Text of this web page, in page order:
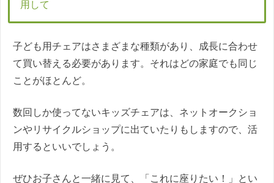
用して
子ども用チェアはさまざまな種類があり、成長に合わせ
て買い替える必要があります。それはどの家庭でも同じ
ことがほとんど。
数回しか使ってないキッズチェアは、ネットオークショ
ンやリサイクルショップに出ていたりもしますので、活
用するといいでしょう。
ぜひお子さんと一緒に見て、「これに座りたい！」とい